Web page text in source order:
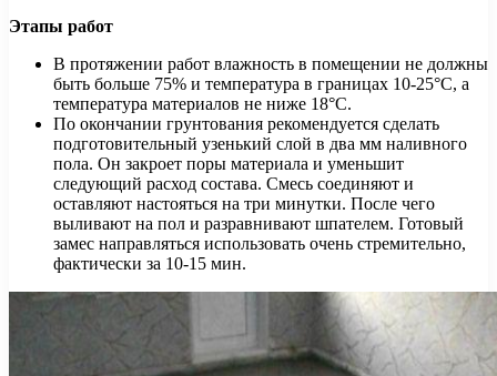
Этапы работ
В протяжении работ влажность в помещении не должны
быть больше 75% и температура в границах 10-25°С, а
температура материалов не ниже 18°С.
По окончании грунтования рекомендуется сделать
подготовительный узенький слой в два мм наливного
пола. Он закроет поры материала и уменьшит
следующий расход состава. Смесь соединяют и
оставляют настояться на три минутки. После чего
выливают на пол и разравнивают шпателем. Готовый
замес направляться использовать очень стремительно,
фактически за 10-15 мин.